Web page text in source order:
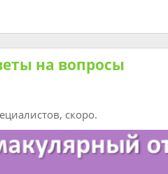
на вопросы
скоро.